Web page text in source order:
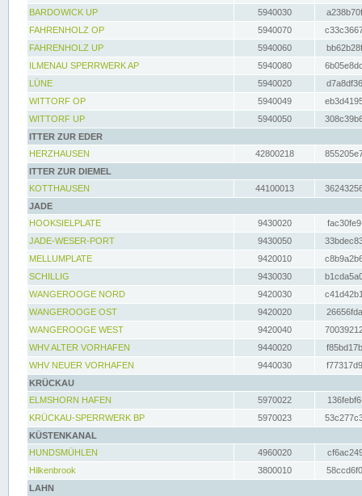
BARDOWICK UP
5940030
FAHRENHOLZ OP
5940070
FAHRENHOLZ UP
5940060
ILMENAU SPERRWERK AP
5940080
LÜNE
5940020
WITTORF OP
5940049
WITTORF UP
5940050
ITTER ZUR EDER
HERZHAUSEN
42800218
ITTER ZUR DIEMEL
KOTTHAUSEN
44100013
JADE
HOOKSIELPLATE
9430020
JADE-WESER-PORT
9430050
MELLUMPLATE
9420010
SCHILLIG
9430030
WANGEROOGE NORD
9420030
WANGEROOGE OST
9420020
WANGEROOGE WEST
9420040
WHV ALTER VORHAFEN
9440020
WHV NEUER VORHAFEN
9440030
KRÜCKAU
ELMSHORN HAFEN
5970022
KRÜCKAU-SPERRWERK BP
5970023
KÜSTENKANAL
HUNDSMÜHLEN
4960020
Hilkenbrook
3800010
LAHN